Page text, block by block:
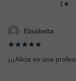
1★
Elisabetta
★★★★★
¡¡¡Alicia es una